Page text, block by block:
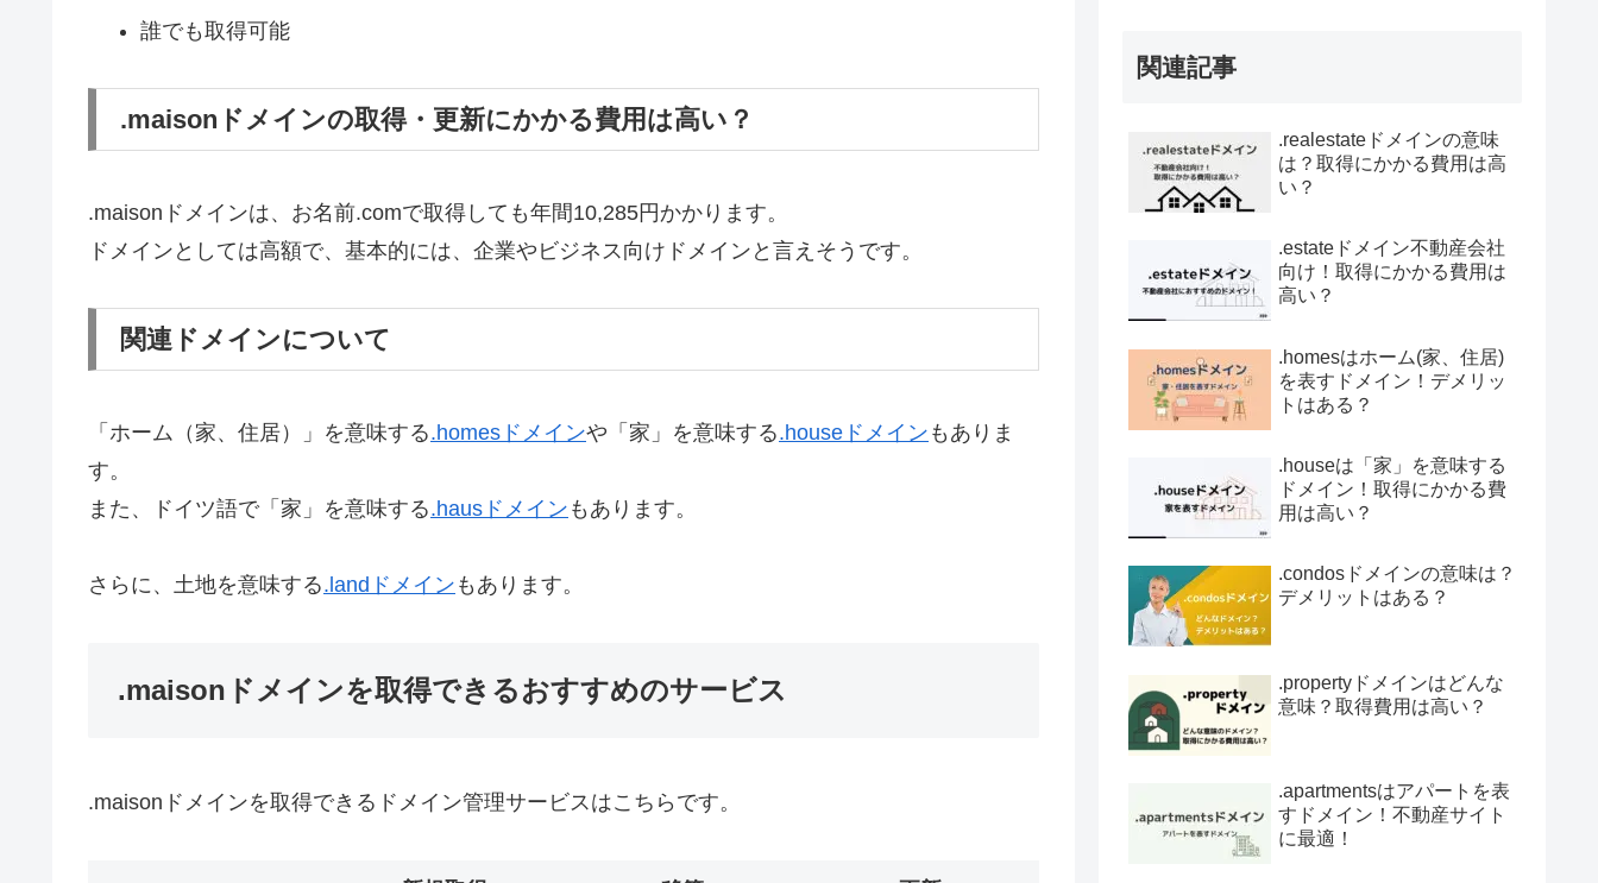
誰でも取得可能
.maisonドメインの取得・更新にかかる費用は高い？
.maisonドメインは、お名前.comで取得しても年間10,285円かかります。
ドメインとしては高額で、基本的には、企業やビジネス向けドメインと言えそうです。
関連ドメインについて
「ホーム（家、住居）」を意味する.homesドメインや「家」を意味する.houseドメイン もありま
す。
また、ドイツ語で「家」を意味する.hausドメイン もあります。
さらに、土地を意味する.landドメイン もあります。
.maisonドメインを取得できるおすすめのサービス
.maisonドメインを取得できるドメイン管理サービスはこちらです。
関連記事
.realestateドメインの意味
は？取得にかかる費用は高
い？
.estateドメイン不動産会社
向け！取得にかかる費用は
高い？
.homesはホーム(家、住居)
を表すドメイン！デメリッ
トはある？
.houseは「家」を意味する
ドメイン！取得にかかる費
用は高い？
.condosドメインの意味は？
デメリットはある？
.propertyドメインはどんな
意味？取得費用は高い？
.apartmentsはアパートを表
すドメイン！不動産サイト
に最適！